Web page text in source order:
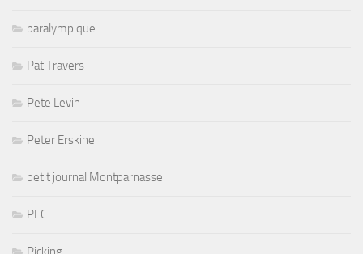
paralympique
Pat Travers
Pete Levin
Peter Erskine
petit journal Montparnasse
PFC